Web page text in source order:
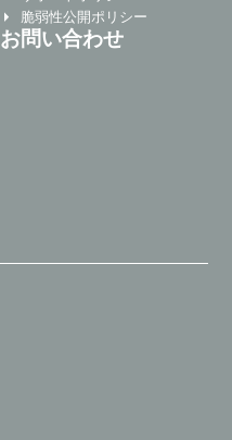
脆弱性公開ポリシー
お問い合わせ